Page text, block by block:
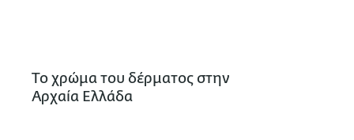
Το χρώμα του δέρματος στην
Αρχαία Ελλάδα